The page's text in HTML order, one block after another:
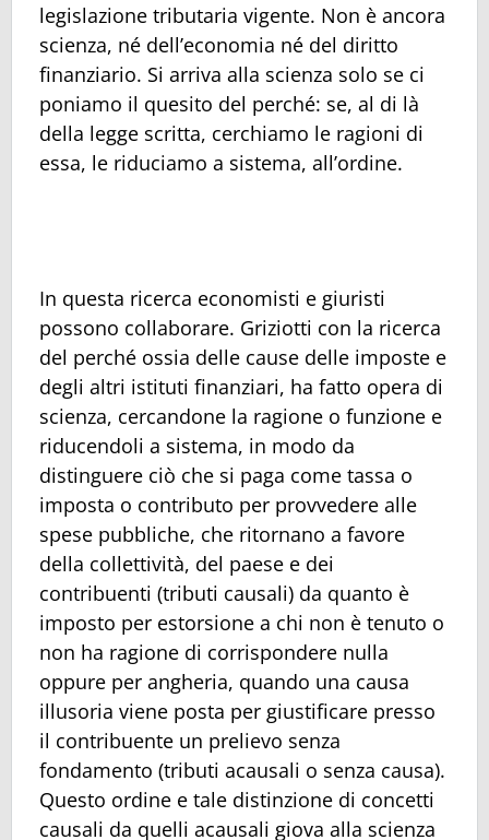
legislazione tributaria vigente. Non è ancora
scienza, né dell’economia né del diritto
finanziario. Si arriva alla scienza solo se ci
poniamo il quesito del perché: se, al di là
della legge scritta, cerchiamo le ragioni di
essa, le riduciamo a sistema, all’ordine.
In questa ricerca economisti e giuristi
possono collaborare. Griziotti con la ricerca
del perché ossia delle cause delle imposte e
degli altri istituti finanziari, ha fatto opera di
scienza, cercandone la ragione o funzione e
riducendoli a sistema, in modo da
distinguere ciò che si paga come tassa o
imposta o contributo per provvedere alle
spese pubbliche, che ritornano a favore
della collettività, del paese e dei
contribuenti (tributi causali) da quanto è
imposto per estorsione a chi non è tenuto o
non ha ragione di corrispondere nulla
oppure per angheria, quando una causa
illusoria viene posta per giustificare presso
il contribuente un prelievo senza
fondamento (tributi acausali o senza causa).
Questo ordine e tale distinzione di concetti
causali da quelli acausali giova alla scienza